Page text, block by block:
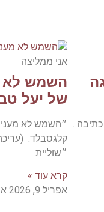
.
אני ממליצה
השמש לא
של יעל
״השמש לא
קלגסבלד.
״שוליית
קרא עוד »
אפריל 9, 2026